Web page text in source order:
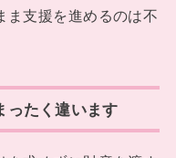
ま支援を進めるのは不
ったく違います